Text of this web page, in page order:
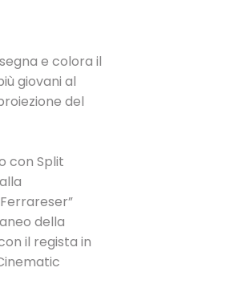
e colora il
giovani al
del
con Split
della
il regista in